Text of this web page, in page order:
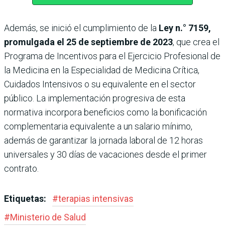
Además, se inició el cumplimiento de la Ley n.° 7159,
promulgada el 25 de septiembre de 2023, que crea el
Programa de Incentivos para el Ejercicio Profesional de
la Medicina en la Especialidad de Medicina Crítica,
Cuidados Intensivos o su equivalente en el sector
público. La implementación progresiva de esta
normativa incorpora beneficios como la bonificación
complementaria equivalente a un salario mínimo,
además de garantizar la jornada laboral de 12 horas
universales y 30 días de vacaciones desde el primer
contrato.
Etiquetas: #terapias intensivas
#Ministerio de Salud